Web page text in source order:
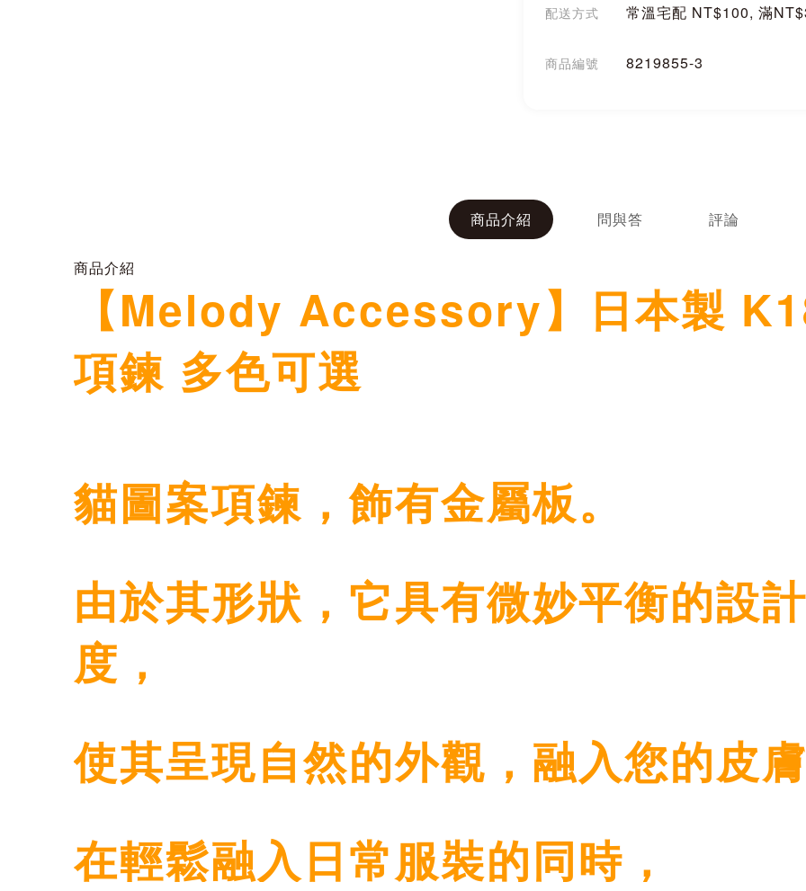
配送方式 常溫宅配 NT$100, 滿
商品編號 8219855-3
商品介紹 問與答 評論
商品介紹
【Melody Accessory】日本製
項鍊 多色可選
貓圖案項鍊，飾有金屬板。
由於其形狀，它具有微妙平衡的設
度，
使其呈現自然的外觀，融入您的皮膚
在輕鬆融入日常服裝的同時，